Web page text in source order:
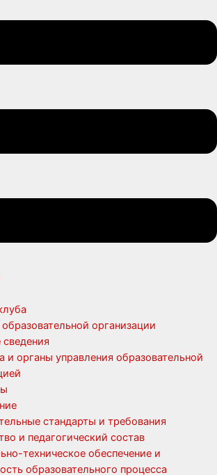
организации
и органы управления образовательной
стандарты и требования
и педагогический состав
техническое обеспечение и
образовательного процесса